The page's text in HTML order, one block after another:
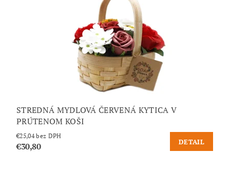
STREDNÁ MYDLOVÁ ČERVENÁ KYTICA V
PRÚTENOM KOŠI
€25,04 bez DPH
€30,80 DETAIL